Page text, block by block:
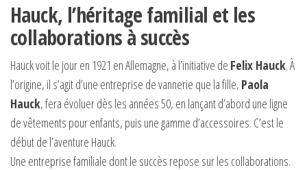
Hauck, l’héritage familial et les
collaborations à succès
Hauck voit le jour en 1921 en Allemagne, à l’initiative de Felix Hauck. À
l’origine, il s’agit d’une entreprise de vannerie que la fille, Paola
Hauck, fera évoluer dès les années 50, en lançant d’abord une ligne
de vêtements pour enfants, puis une gamme d’accessoires. C’est le
début de l’aventure Hauck.
Une entreprise familiale dont le succès repose sur les collaborations.